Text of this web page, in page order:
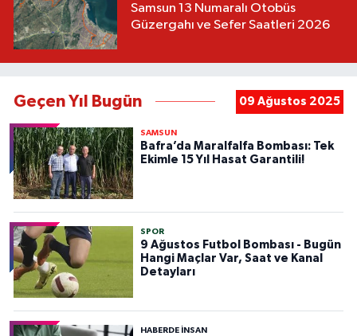
Samsun 13 Numaralı Otobüs
Güzergahı ve Sefer Saatleri 2026
Geçen Yıl Bugün 09 Ağustos 2025
SAMSUN
Bafra’da Maralfalfa Bombası: Tek
Ekimle 15 Yıl Hasat Garantili!
SPOR
9 Ağustos Futbol Bombası - Bugün
Hangi Maçlar Var, Saat ve Kanal
Detayları
HABERDE INSAN